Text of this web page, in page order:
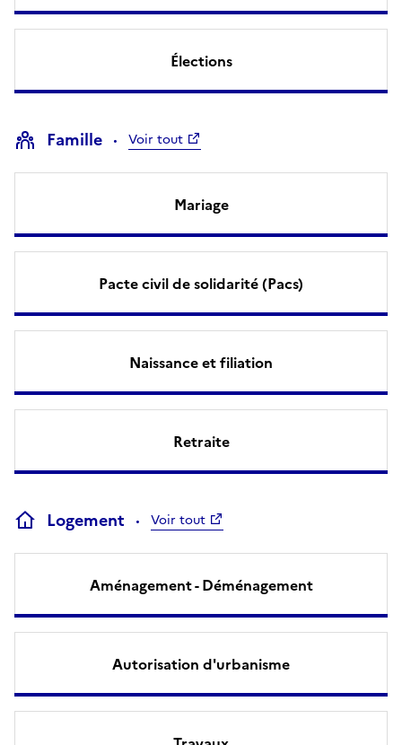
Élections
Famille Voir tout
Mariage
Pacte civil de solidarité (Pacs)
Naissance et filiation
Retraite
Logement Voir tout
Aménagement - Déménagement
Autorisation d'urbanisme